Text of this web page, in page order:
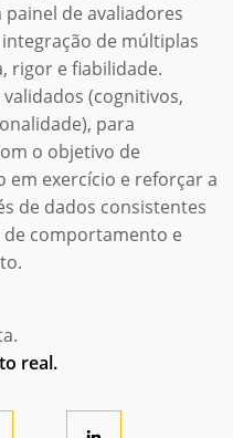
de avaliadores
de múltiplas
rigor e fiabilidade.
(cognitivos,
para
o objetivo de
em exercício e reforçar a
de dados consistentes
comportamento e
real.